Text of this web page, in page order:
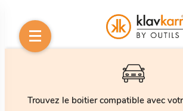
Trouvez le boitier compatible avec